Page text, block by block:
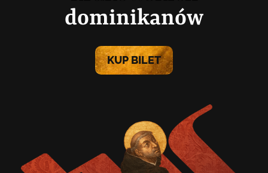
Dominikanie
Kontakt
KUP BILET
dominikanów
KUP BILET